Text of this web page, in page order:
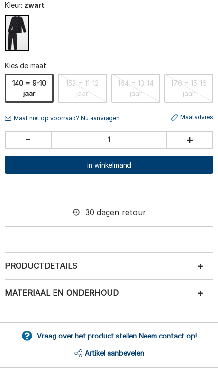
Kleur: zwart
Kies de maat:
140 = 9-10
jaar
152 = 11-12
jaar
164 = 13-14
jaar
176 = 15-16
jaar
Maat niet op voorraad? Nu aanvragen Maatadvies
- +
in winkelmand
30 dagen retour
PRODUCTDETAILS
MATERIAAL EN ONDERHOUD
Vraag over het product stellen Neem contact op!
Artikel aanbevelen